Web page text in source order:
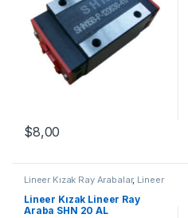
$8,00
Lineer Kızak Ray Arabalar, Lineer
Ray Araba SHN AL Serisi
Mekanik Ürünler
Lineer Kızak Lineer Ray
Araba SHN 20 AL